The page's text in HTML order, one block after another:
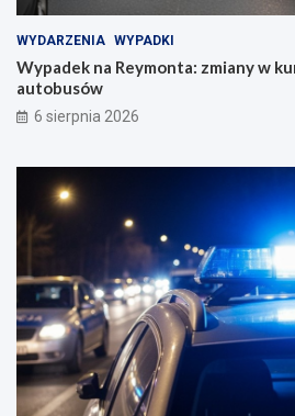
WYDARZENIA WYPADKI
Wypadek na Reymonta: zmiany w
autobusów
6 sierpnia 2026